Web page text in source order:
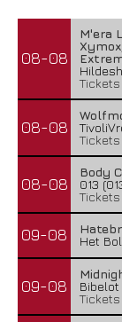
08-08
M'era
Tickets
08-08
Tickets
08-08
Body
013
Tickets
09-08
Het
09-08
Bibelot
Tickets